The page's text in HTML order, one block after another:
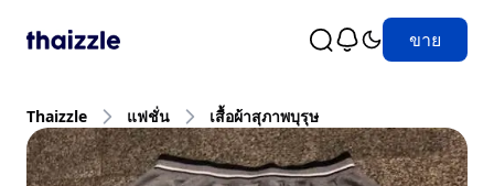
ขาย
Thaizzle แฟชั่น เสื้อผ้าสุภาพบุรุษ